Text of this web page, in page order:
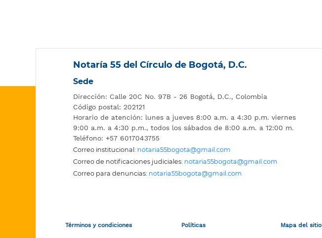
Notaría 55 del Círculo de Bogotá, D.C.
Sede
Dirección: Calle 20C No. 97B - 26 Bogotá, D.C., Colombia
Código postal: 202121
Horario de atención: lunes a jueves 8:00 a.m. a 4:30 p.m. viernes
9:00 a.m. a 4:30 p.m., todos los sábados de 8:00 a.m. a 12:00 m.
Teléfono: +57 6017043755
Correo institucional: notaria55bogota@gmail.com
Correo de notificaciones judiciales: notaria55bogota@gmail.com
Correo para denuncias: notaria55bogota@gmail.com
Términos y condiciones Políticas Mapa del sitio